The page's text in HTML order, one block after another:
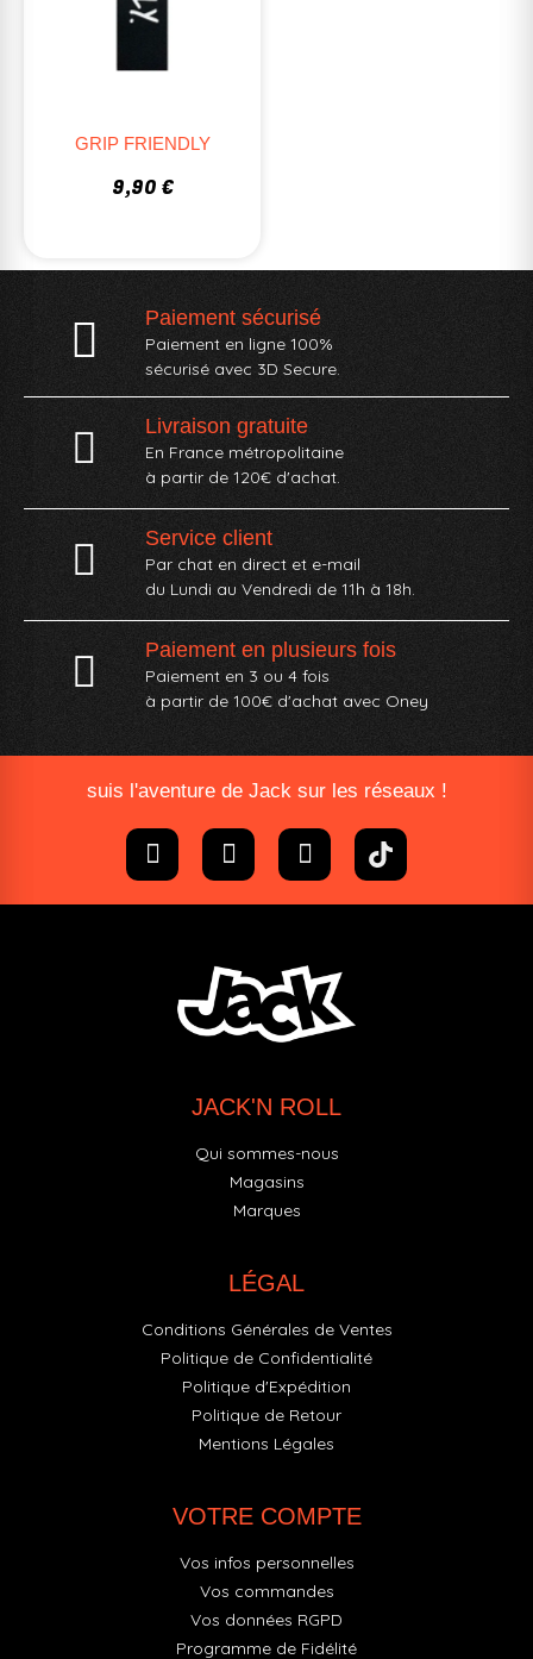
GRIP FRIENDLY
9,90 €
Paiement sécurisé
Paiement en ligne 100%
sécurisé avec 3D Secure.
Livraison gratuite
En France métropolitaine
à partir de 120€ d'achat.
Service client
Par chat en direct et e-mail
du Lundi au Vendredi de 11h à 18h.
Paiement en plusieurs fois
Paiement en 3 ou 4 fois
à partir de 100€ d'achat avec Oney​
suis l'aventure de Jack sur les réseaux !
JACK'N ROLL
Qui sommes-nous
Magasins
Marques
LÉGAL
Conditions Générales de Ventes
Politique de Confidentialité
Politique d'Expédition
Politique de Retour
Mentions Légales
VOTRE COMPTE
Vos infos personnelles
Vos commandes
Vos données RGPD
Programme de Fidélité